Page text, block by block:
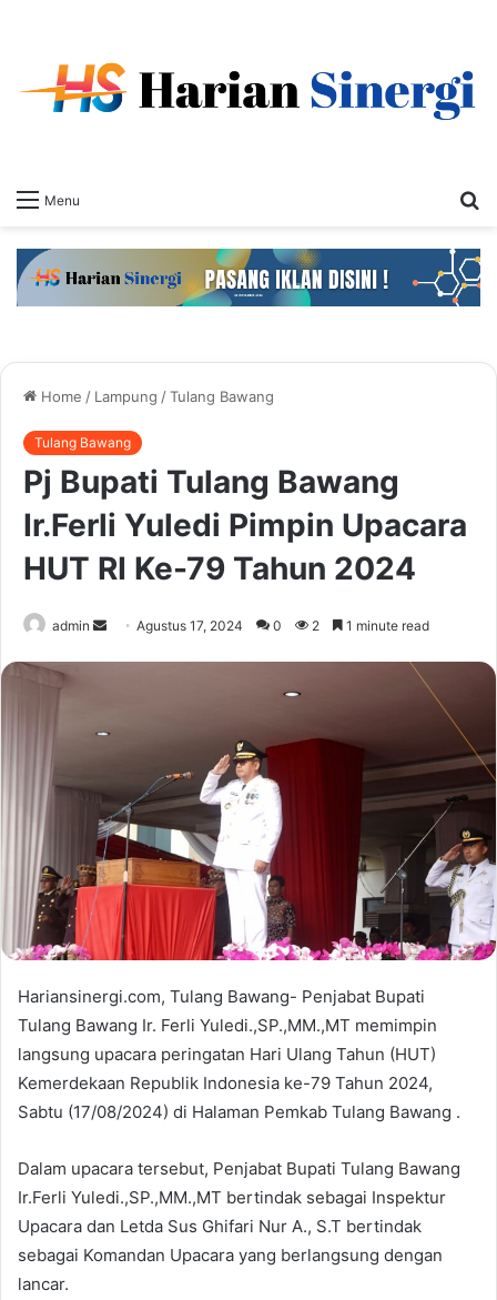
Menu
Home / Lampung /Tulang Bawang
Tulang Bawang
Pj Bupati Tulang Bawang
Ir.Ferli Yuledi Pimpin Upacara
HUT RI Ke-79 Tahun 2024
admin
SendAgustus 17, 2024 0 2 1 minute read
Hariansinergi.com, Tulang Bawang- Penjabat Bupati
Tulang Bawang Ir. Ferli Yuledi.,SP.,MM.,MT memimpin
langsung upacara peringatan Hari Ulang Tahun (HUT)
Kemerdekaan Republik Indonesia ke-79 Tahun 2024,
Sabtu (17/08/2024) di Halaman Pemkab Tulang Bawang .
Dalam upacara tersebut, Penjabat Bupati Tulang Bawang
Ir.Ferli Yuledi.,SP.,MM.,MT bertindak sebagai Inspektur
Upacara dan Letda Sus Ghifari Nur A., S.T bertindak
sebagai Komandan Upacara yang berlangsung dengan
lancar.